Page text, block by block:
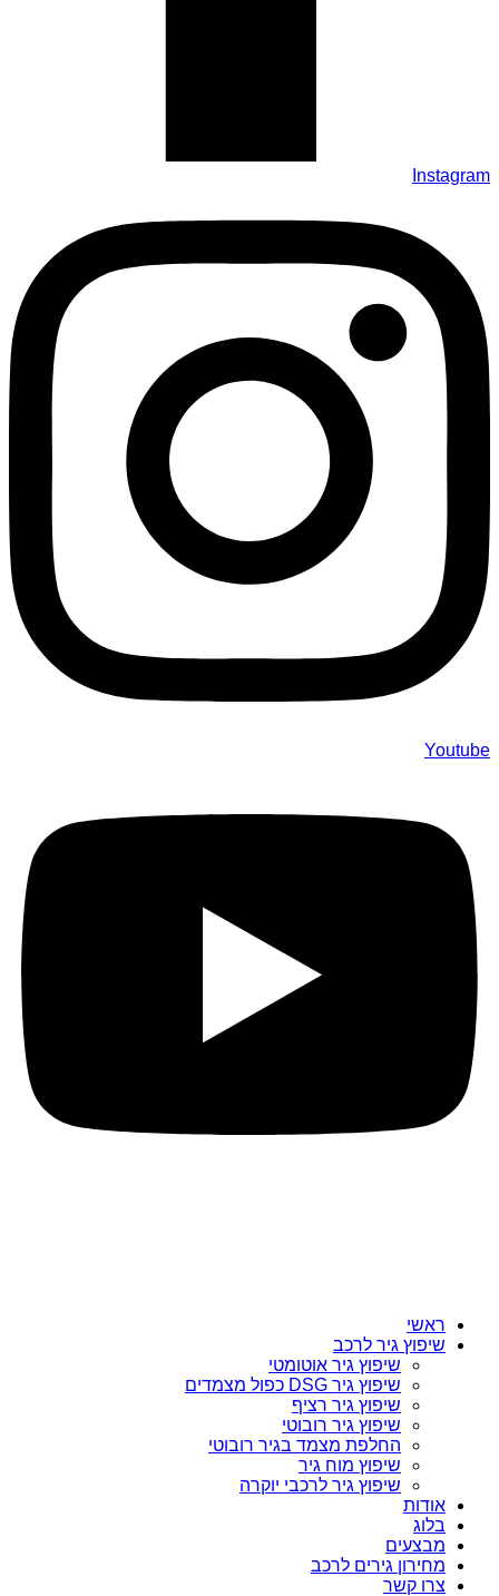
Instagram
Youtube
ראשי
שיפוץ גיר לרכב
שיפוץ גיר אוטומטי
שיפוץ גיר DSG כפול מצמדים
שיפוץ גיר רציף
שיפוץ גיר רובוטי
החלפת מצמד בגיר רובוטי
שיפוץ מוח גיר
שיפוץ גיר לרכבי יוקרה
אודות
בלוג
מבצעים
מחירון גירים לרכב
צרו קשר